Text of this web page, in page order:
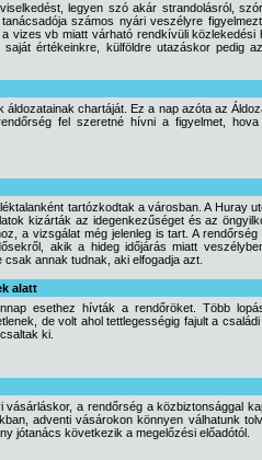
legyen szó akár strandolásról,
számos nyári veszélyre
vizes vb miatt várható rendkívüli közlekedési
értékeinkre, külföldre utazáskor pedig
chartáját. Ez a nap azóta az
fel szeretné hívni a figyelmet,
tartózkodtak a városban. A Huray
kizárták az idegenkezűséget és az
a vizsgálat még jelenleg is tart. A
akik a hideg időjárás miatt
annak tudnak, aki elfogadja azt.
alatt
esethez hívták a rendőröket. Több
de volt ahol tettlegességig fajult a
ki.
a rendőrség a közbiztonsággal
adventi vásárokon könnyen válhatunk
jótanács következik a megelőzési előadótól.